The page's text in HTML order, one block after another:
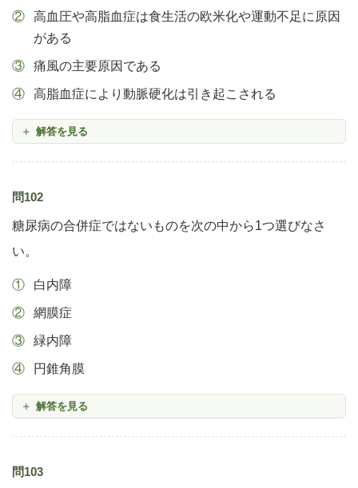
高血圧や高脂血症は食生活の欧米化や運動不足に原因
がある
痛風の主要原因である
高脂血症により動脈硬化は引き起こされる
解答を見る
問102
糖尿病の合併症ではないものを次の中から1つ選びなさ
い。
白内障
網膜症
緑内障
円錐角膜
解答を見る
問103